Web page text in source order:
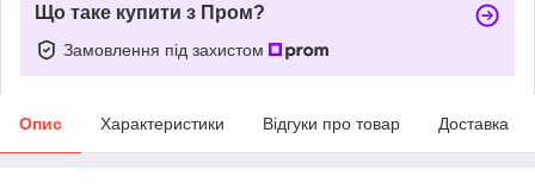
Що таке купити з Пром?
Замовлення під захистом
Опис Характеристики Відгуки про товар Доставка